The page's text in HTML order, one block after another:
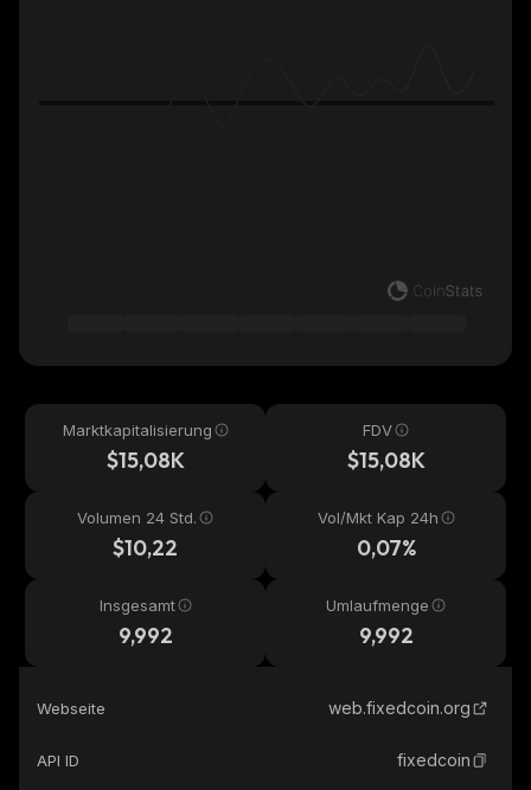
Marktkapitalisierung
$15,08K
FDV
$15,08K
Volumen 24 Std.
$10,22
Vol/Mkt Kap 24h
0,07%
Insgesamt
9,992
Umlaufmenge
9,992
Webseite web.fixedcoin.org
API ID fixedcoin